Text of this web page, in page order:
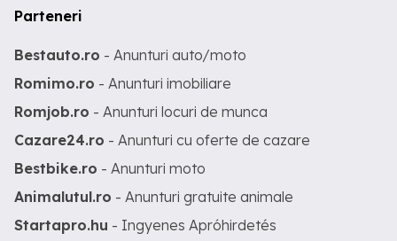
Parteneri
Bestauto.ro - Anunturi auto/moto
Romimo.ro - Anunturi imobiliare
Romjob.ro - Anunturi locuri de munca
Cazare24.ro - Anunturi cu oferte de cazare
Bestbike.ro - Anunturi moto
Animalutul.ro - Anunturi gratuite animale
Startapro.hu - Ingyenes Apróhirdetés